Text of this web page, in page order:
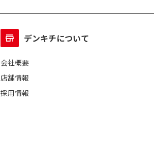
デンキチについて
会社概要
店舗情報
採用情報